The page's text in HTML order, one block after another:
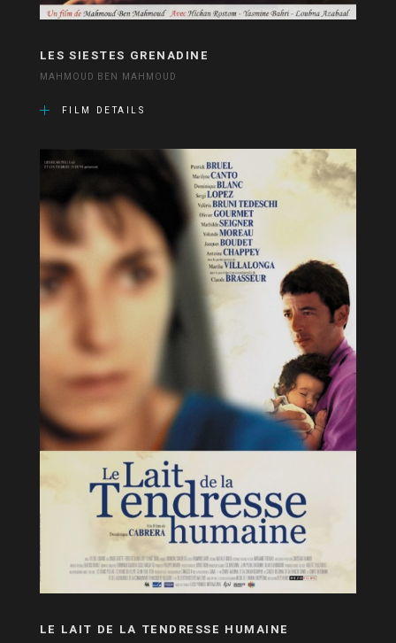
LES SIESTES GRENADINE
MAHMOUD BEN MAHMOUD
FILM DETAILS
LE LAIT DE LA TENDRESSE HUMAINE